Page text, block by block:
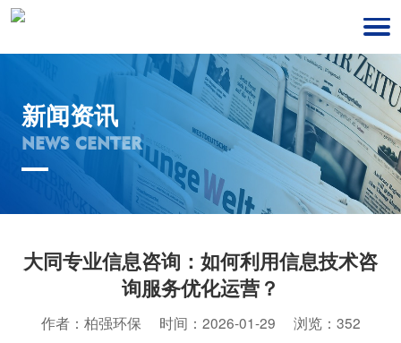
新闻资讯
NEWS CENTER
大同专业信息咨询：如何利用信息技术咨
询服务优化运营？
作者：柏强环保 时间：2026-01-29 浏览：352